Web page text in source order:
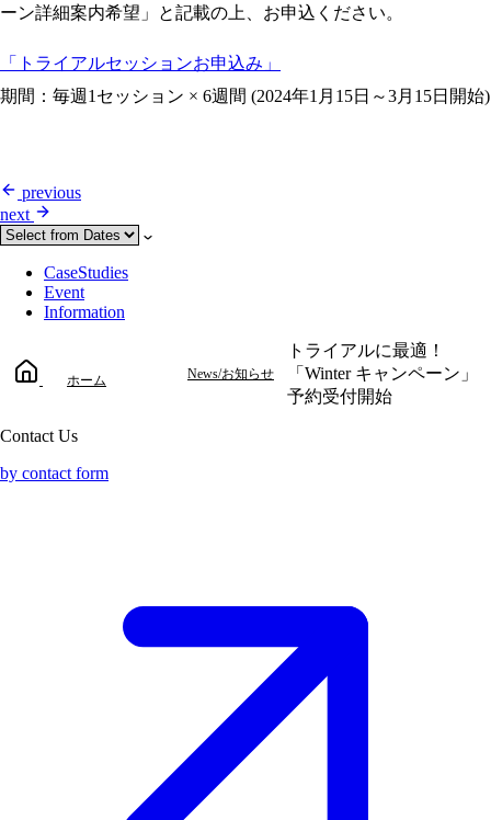
ーン詳細案内希望」と記載の上、お申込ください。
「トライアルセッションお申込み」
期間：毎週1セッション × 6週間 (2024年1月15日～3月15日開始)
previous
next
CaseStudies
Event
Information
ホーム News/お知らせ
トライアルに最適！
「Winter キャンペーン」
予約受付開始
Contact Us
by contact form